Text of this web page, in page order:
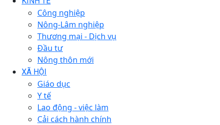
Công nghiệp
Nông-Lâm nghiệp
Thương mại - Dịch vụ
Đầu tư
Nông thôn mới
XÃ HỘI
Giáo dục
Y tế
Lao động - việc làm
Cải cách hành chính